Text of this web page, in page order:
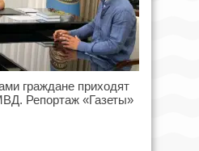
граждане приходят
Репортаж «Газеты»